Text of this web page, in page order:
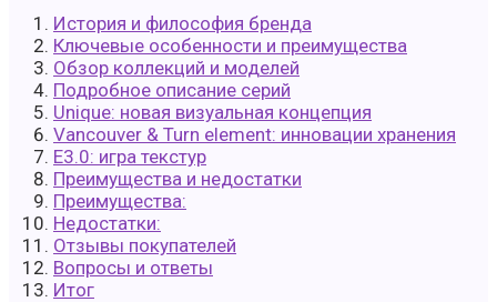
История и философия бренда
Ключевые особенности и преимущества
Обзор коллекций и моделей
Подробное описание серий
Unique: новая визуальная концепция
Vancouver & Turn element: инновации хранения
E3.0: игра текстур
Преимущества и недостатки
Преимущества:
Недостатки:
Отзывы покупателей
Вопросы и ответы
Итог